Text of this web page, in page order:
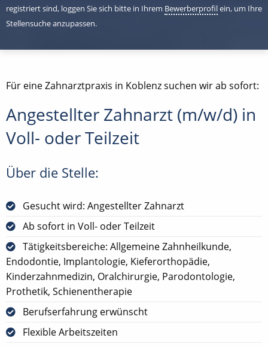
registriert sind, loggen Sie sich bitte in Ihrem Bewerberprofilein, um Ihre
Stellensuche anzupassen.
Für eine Zahnarztpraxis in Koblenz suchen wir ab sofort:
Angestellter Zahnarzt (m/w/d) in
Voll- oder Teilzeit
Über die Stelle:
Gesucht wird: Angestellter Zahnarzt
Ab sofort in Voll- oder Teilzeit
Tätigkeitsbereiche: Allgemeine Zahnheilkunde,
Endodontie, Implantologie, Kieferorthopädie,
Kinderzahnmedizin, Oralchirurgie, Parodontologie,
Prothetik, Schienentherapie
Berufserfahrung erwünscht
Flexible Arbeitszeiten